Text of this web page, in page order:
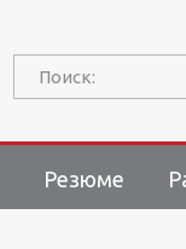
Поиск:
Резюме